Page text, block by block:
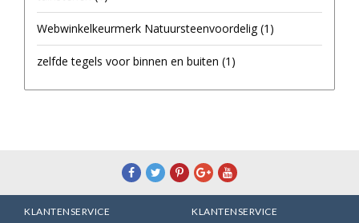
Webwinkelkeurmerk Natuursteenvoordelig(1)
zelfde tegels voor binnen en buiten (1)
KLANTENSERVICE
KLANTENSERVICE